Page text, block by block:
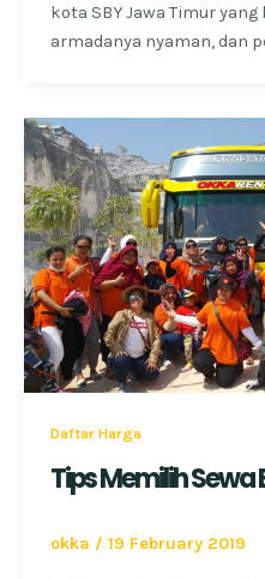
kota SBY Jawa Timur
armadanya nyaman, dan
Daftar Harga
Tips Memilih
okka / 19 February 2019